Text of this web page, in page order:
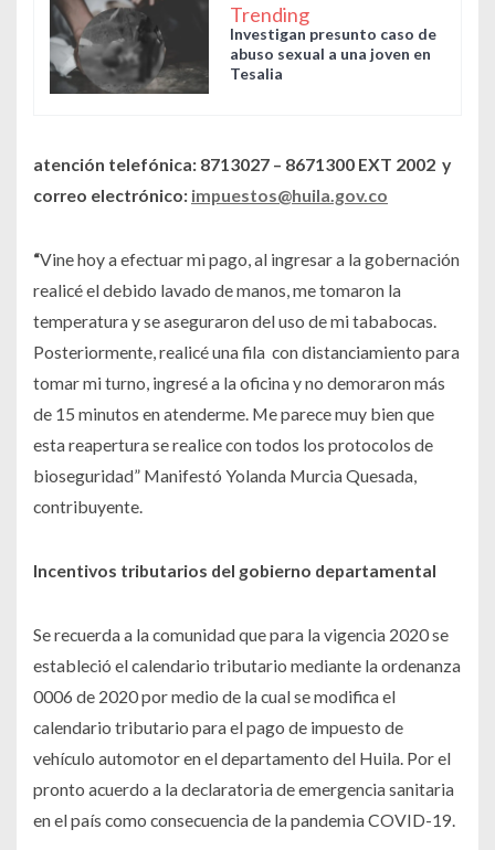
Trending
Investigan presunto caso de
abuso sexual a una joven en
Tesalia
atención telefónica: 8713027 – 8671300 EXT 2002 y
correo electrónico: impuestos@huila.gov.co
“Vine hoy a efectuar mi pago, al ingresar a la gobernación
realicé el debido lavado de manos, me tomaron la
temperatura y se aseguraron del uso de mi tababocas.
Posteriormente, realicé una fila con distanciamiento para
tomar mi turno, ingresé a la oficina y no demoraron más
de 15 minutos en atenderme. Me parece muy bien que
esta reapertura se realice con todos los protocolos de
bioseguridad” Manifestó Yolanda Murcia Quesada,
contribuyente.
Incentivos tributarios del gobierno departamental
Se recuerda a la comunidad que para la vigencia 2020 se
estableció el calendario tributario mediante la ordenanza
0006 de 2020 por medio de la cual se modifica el
calendario tributario para el pago de impuesto de
vehículo automotor en el departamento del Huila. Por el
pronto acuerdo a la declaratoria de emergencia sanitaria
en el país como consecuencia de la pandemia COVID-19.